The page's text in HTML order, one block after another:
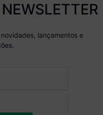
lançamentos e